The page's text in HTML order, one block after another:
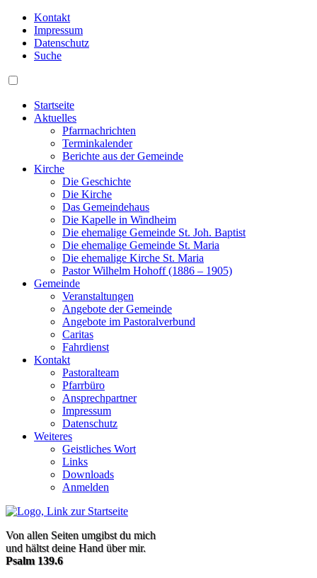
Kontakt
Impressum
Datenschutz
Suche
Startseite
Aktuelles
Pfarrnachrichten
Terminkalender
Berichte aus der Gemeinde
Kirche
Die Geschichte
Die Kirche
Das Gemeindehaus
Die Kapelle in Windheim
Die ehemalige Gemeinde St. Joh. Baptist
Die ehemalige Gemeinde St. Maria
Die ehemalige Kirche St. Maria
Pastor Wilhelm Hohoff (1886 – 1905)
Gemeinde
Veranstaltungen
Angebote der Gemeinde
Angebote im Pastoralverbund
Caritas
Fahrdienst
Kontakt
Pastoralteam
Pfarrbüro
Ansprechpartner
Impressum
Datenschutz
Weiteres
Geistliches Wort
Links
Downloads
Anmelden
Von allen Seiten umgibst du mich
und hältst deine Hand über mir.
Psalm 139.6